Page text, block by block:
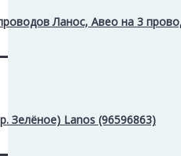
Ланос, Авео на 3
Зелёное) Lanos (96596863)